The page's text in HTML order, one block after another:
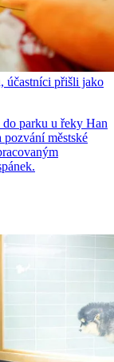
účastníci přišli jako
do parku u řeky Han
městské